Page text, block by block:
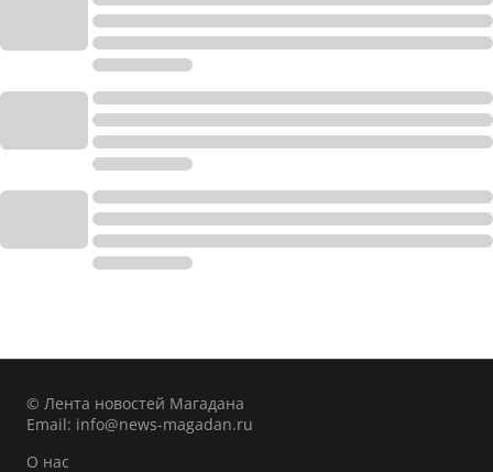
© Лента новостей Магадана
Email: info@news-magadan.ru
О нас